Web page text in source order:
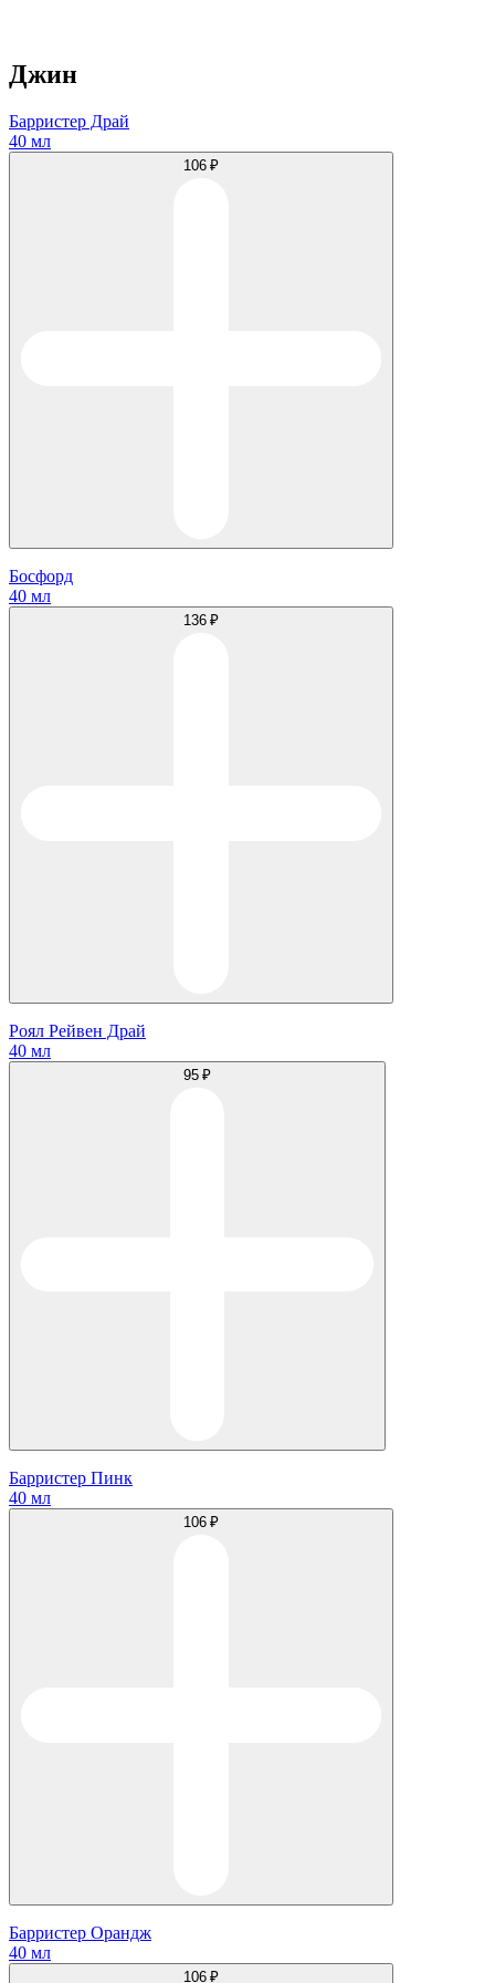
Джин
Барристер Драй
40 мл
106 ₽
Босфорд
40 мл
136 ₽
Роял Рейвен Драй
40 мл
95 ₽
Барристер Пинк
40 мл
106 ₽
Барристер Орандж
40 мл
106 ₽